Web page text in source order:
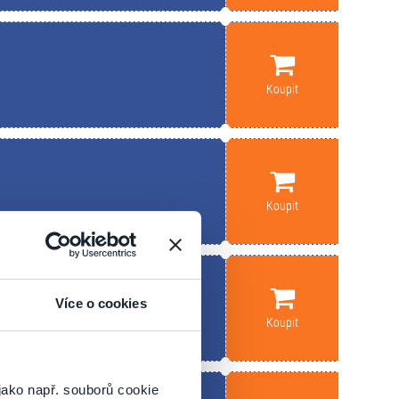
Více o cookies
např. souborů cookie
Koupit
Koupit
Koupit